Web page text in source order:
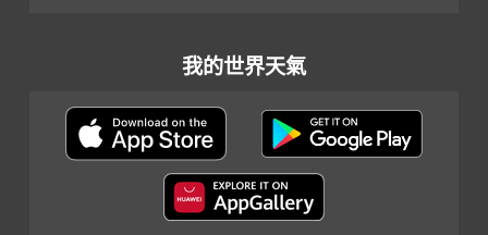
我的世界天氣